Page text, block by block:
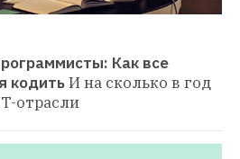
Как все
кодитьИ на сколько в год
отрасли